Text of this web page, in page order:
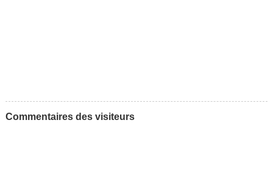
Commentaires des visiteurs